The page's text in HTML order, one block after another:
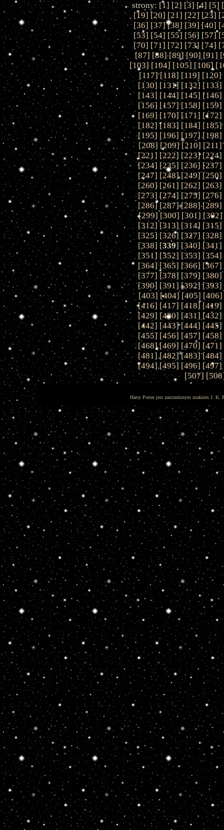
strony: [1] [2] [3] [4] [5] [
[19] [20] [21] [22] [23] [
[36] [37] [38] [39] [40] [
[53] [54] [55] [56] [57] [
[70] [71] [72] [73] [74] [
[87] [88] [89] [90] [91] [
[103] [104] [105] [106] [
[117] [118] [119] [120]
[130] [131] [132] [133]
[143] [144] [145] [146]
[156] [157] [158] [159]
[169] [170] [171] [172]
[182] [183] [184] [185]
[195] [196] [197] [198]
[208] [209] [210] [211]
[221] [222] [223] [224]
[234] [235] [236] [237]
[247] [248] [249] [250]
[260] [261] [262] [263]
[273] [274] [275] [276]
[286] [287] [288] [289]
[299] [300] [301] [302]
[312] [313] [314] [315]
[325] [326] [327] [328]
[338] [339] [340] [341]
[351] [352] [353] [354]
[364] [365] [366] [367]
[377] [378] [379] [380]
[390] [391] [392] [393]
[403] [404] [405] [406]
[416] [417] [418] [419]
[429] [430] [431] [432]
[442] [443] [444] [445]
[455] [456] [457] [458]
[468] [469] [470] [471]
[481] [482] [483] [484]
[494] [495] [496] [497]
[507] [508
Harry Potter jest zastrzeżonym znakiem J. K.